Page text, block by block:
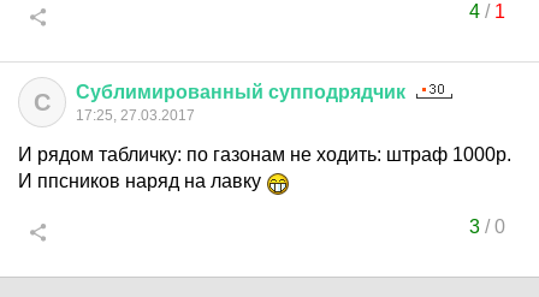
4/ 1
С Сублимированный супподрядчик
17:25, 27.03.2017
И рядом табличку: по газонам не ходить: штраф 1000р.
И ппсников наряд на лавку
3/0